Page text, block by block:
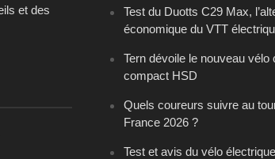
et des
Test du Duotts C29 Max,
économique du VTT
Tern dévoile le nouveau vélo
compact HSD
Quels coureurs suivre au
France 2026 ?
Test et avis du vélo électrique